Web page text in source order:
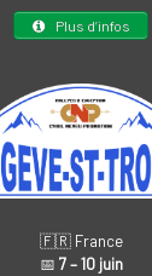
Plus d’infos
🇫🇷 France
📅 7 – 10 juin